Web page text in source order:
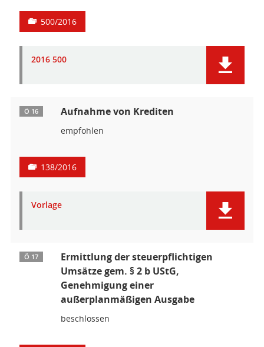
500/2016
2016 500
Ö 16 Aufnahme von Krediten
empfohlen
138/2016
Vorlage
Ö 17
Ermittlung der steuerpflichtigen
Umsätze gem. § 2 b UStG,
Genehmigung einer
außerplanmäßigen Ausgabe
beschlossen